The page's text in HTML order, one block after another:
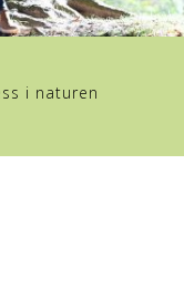
i naturen